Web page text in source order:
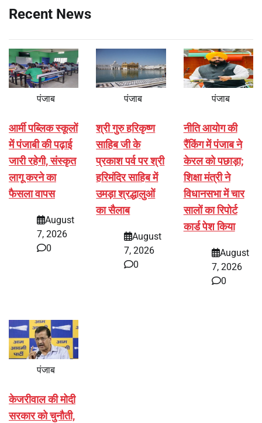
Recent News
पंजाब
आर्मी पब्लिक स्कूलों
में पंजाबी की पढ़ाई
जारी रहेगी, संस्कृत
लागू करने का
फैसला वापस
August
7, 2026
0
पंजाब
श्री गुरु हरिकृष्ण
साहिब जी के
प्रकाश पर्व पर श्री
हरिमंदिर साहिब में
उमड़ा श्रद्धालुओं
का सैलाब
August
7, 2026
0
पंजाब
नीति आयोग की
रैंकिंग में पंजाब ने
केरल को पछाड़ा;
शिक्षा मंत्री ने
विधानसभा में चार
सालों का रिपोर्ट
कार्ड पेश किया
August
7, 2026
0
पंजाब
केजरीवाल की मोदी
सरकार को चुनौती,